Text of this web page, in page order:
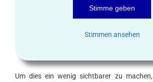
Stimmen ansehen
Um dies ein wenig sichtbarer zu